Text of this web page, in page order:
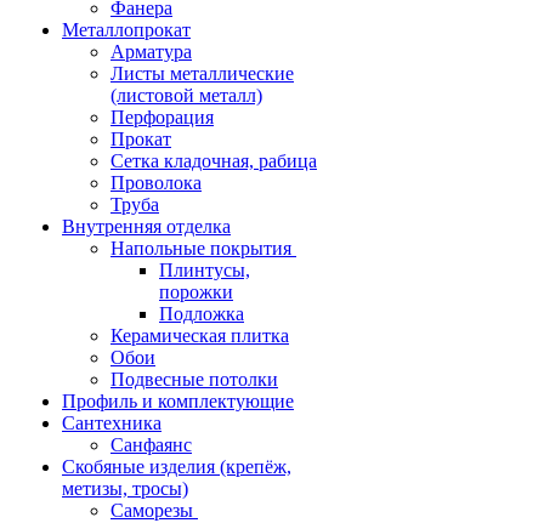
Фанера
Металлопрокат
Арматура
Листы металлические
(листовой металл)
Перфорация
Прокат
Сетка кладочная, рабица
Проволока
Труба
Внутренняя отделка
Напольные покрытия
Плинтусы,
порожки
Подложка
Керамическая плитка
Обои
Подвесные потолки
Профиль и комплектующие
Сантехника
Санфаянс
Скобяные изделия (крепёж,
метизы, тросы)
Саморезы